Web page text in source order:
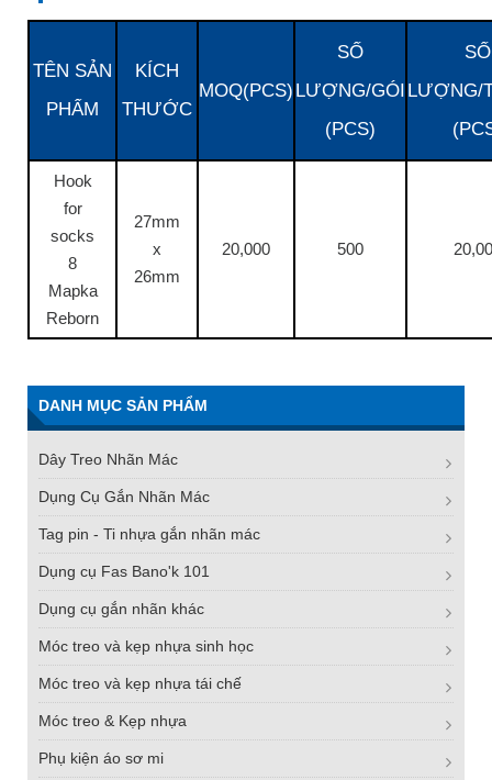
TÊN SẢN
PHẨM
KÍCH
THƯỚC
MOQ(PCS)
SỐ
LƯỢNG/GÓI
(PCS)
SỐ
LƯỢNG/
Hook
for
socks
8
Mapka
Reborn
27mm
x
26mm
20,000 500
DANH MỤC SẢN PHẨM
Dây Treo Nhãn Mác
Dụng Cụ Gắn Nhãn Mác
Tag pin - Ti nhựa gắn nhãn mác
Dụng cụ Fas Bano'k 101
Dụng cụ gắn nhãn khác
Móc treo và kẹp nhựa sinh học
Móc treo và kẹp nhựa tái chế
Móc treo & Kẹp nhựa
Phụ kiện áo sơ mi